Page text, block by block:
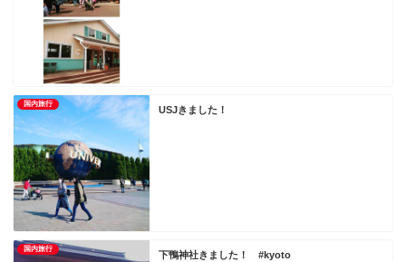
国内旅行
USJきました！
国内旅行
下鴨神社きました！ #kyoto